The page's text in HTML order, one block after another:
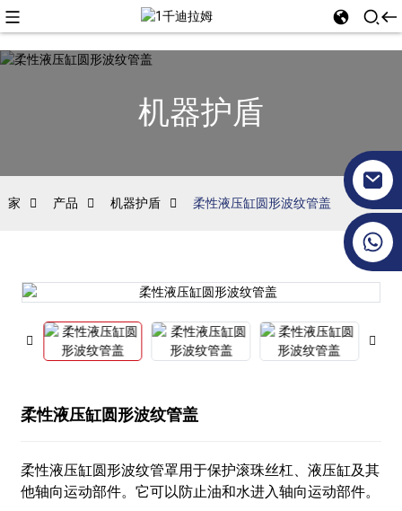
机器护盾
家 产品 机器护盾 柔性液压缸圆形波纹管盖
柔性液压缸圆形波纹管盖
柔性液压缸圆形波纹管罩用于保护滚珠丝杠、液压缸及其
他轴向运动部件。它可以防止油和水进入轴向运动部件。